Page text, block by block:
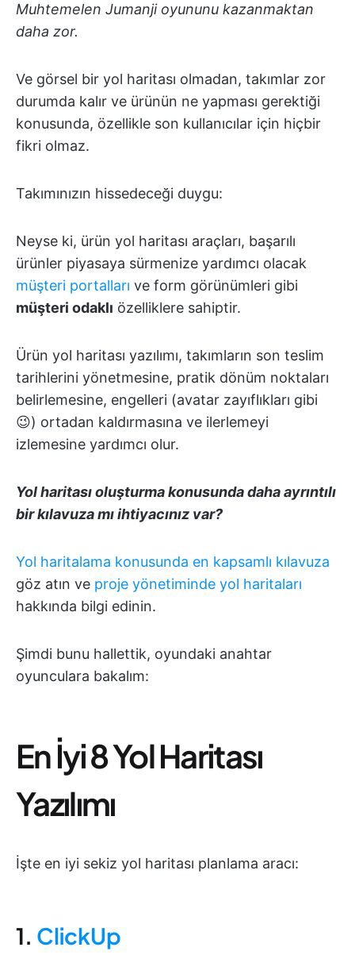
Muhtemelen Jumanji oyununu kazanmaktan
daha zor.
Ve görsel bir yol haritası olmadan, takımlar zor
durumda kalır ve ürünün ne yapması gerektiği
konusunda, özellikle son kullanıcılar için hiçbir
fikri olmaz.
Takımınızın hissedeceği duygu:
Neyse ki, ürün yol haritası araçları, başarılı
ürünler piyasaya sürmenize yardımcı olacak
müşteri portalları ve form görünümleri gibi
müşteri odaklı özelliklere sahiptir.
Ürün yol haritası yazılımı, takımların son teslim
tarihlerini yönetmesine, pratik dönüm noktaları
belirlemesine, engelleri (avatar zayıflıkları gibi
😉) ortadan kaldırmasına ve ilerlemeyi
izlemesine yardımcı olur.
Yol haritası oluşturma konusunda daha ayrıntılı
bir kılavuza mı ihtiyacınız var?
Yol haritalama konusunda en kapsamlı kılavuza
göz atın ve proje yönetiminde yol haritaları
hakkında bilgi edinin.
Şimdi bunu hallettik, oyundaki anahtar
oyunculara bakalım:
En İyi 8 Yol Haritası
Yazılımı
İşte en iyi sekiz yol haritası planlama aracı:
1. ClickUp